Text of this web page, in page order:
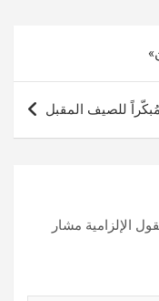
للصيف المقبل
الإلزامية مشار